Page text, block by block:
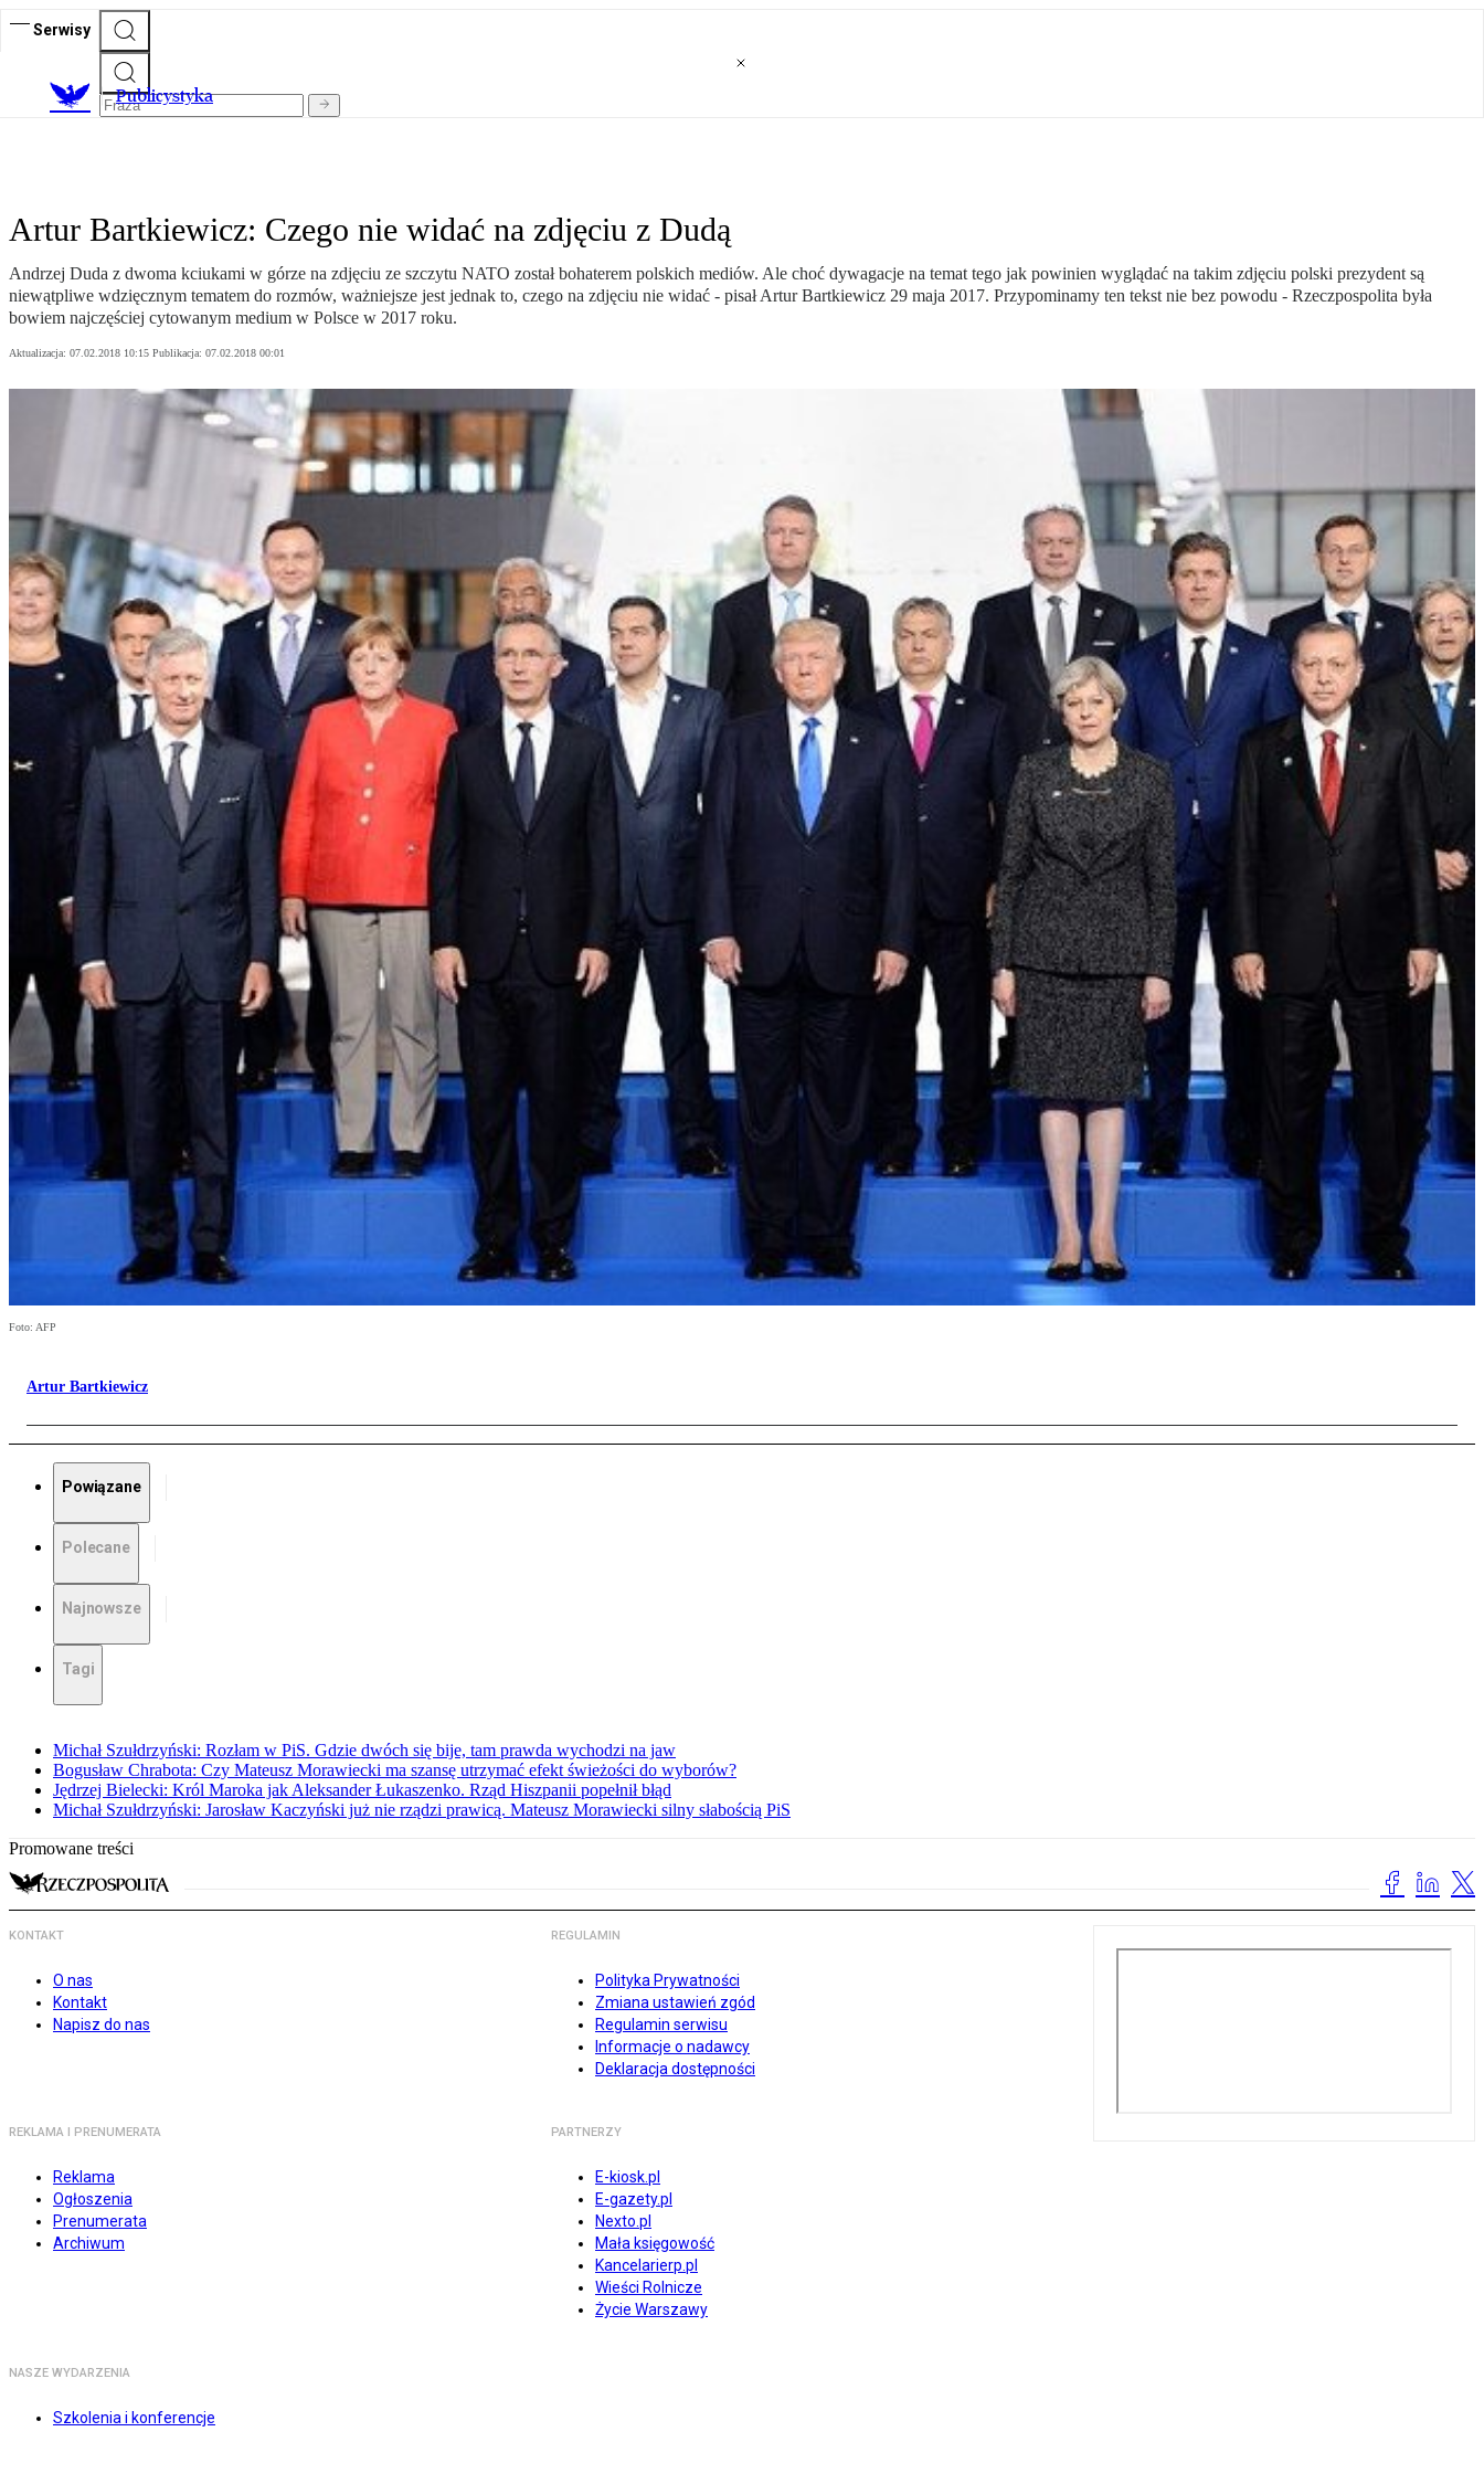
Serwisy
Publicystyka
Artur Bartkiewicz: Czego nie widać na zdjęciu z Dudą
Andrzej Duda z dwoma kciukami w górze na zdjęciu ze szczytu NATO został bohaterem polskich mediów. Ale choć dywagacje na temat tego jak powinien wyglądać na takim zdjęciu polski prezydent są
niewątpliwe wdzięcznym tematem do rozmów, ważniejsze jest jednak to, czego na zdjęciu nie widać - pisał Artur Bartkiewicz 29 maja 2017. Przypominamy ten tekst nie bez powodu - Rzeczpospolita była
bowiem najczęściej cytowanym medium w Polsce w 2017 roku.
Aktualizacja: 07.02.2018 10:15 Publikacja: 07.02.2018 00:01
Foto: AFP
Artur Bartkiewicz
Powiązane
Polecane
Najnowsze
Tagi
Michał Szułdrzyński: Rozłam w PiS. Gdzie dwóch się bije, tam prawda wychodzi na jaw
Bogusław Chrabota: Czy Mateusz Morawiecki ma szansę utrzymać efekt świeżości do wyborów?
Jędrzej Bielecki: Król Maroka jak Aleksander Łukaszenko. Rząd Hiszpanii popełnił błąd
Michał Szułdrzyński: Jarosław Kaczyński już nie rządzi prawicą. Mateusz Morawiecki silny słabością PiS
Promowane treści
KONTAKT
O nas
Kontakt
Napisz do nas
REGULAMIN
Polityka Prywatności
Zmiana ustawień zgód
Regulamin serwisu
Informacje o nadawcy
Deklaracja dostępności
REKLAMA I PRENUMERATA
Reklama
Ogłoszenia
Prenumerata
Archiwum
PARTNERZY
E-kiosk.pl
E-gazety.pl
Nexto.pl
Mała księgowość
Kancelarierp.pl
Wieści Rolnicze
Życie Warszawy
NASZE WYDARZENIA
Szkolenia i konferencje